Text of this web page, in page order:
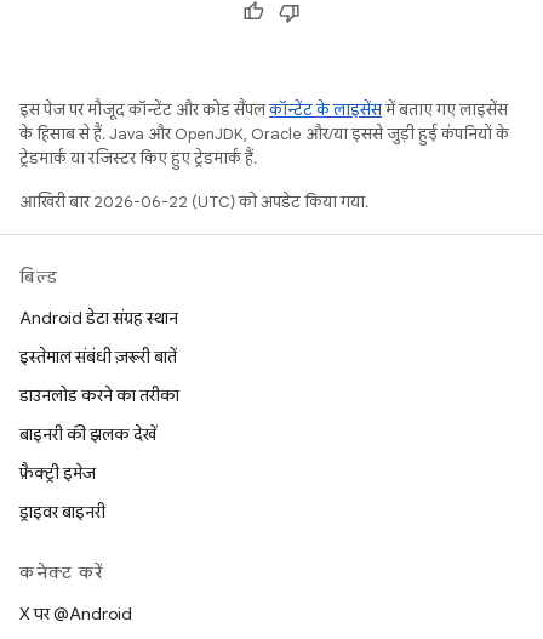
इस पेज पर मौजूद कॉन्टेंट और कोड सैंपलकॉन्टेंट के लाइसेंसमें बताए गए लाइसेंस
के हिसाब से हैं. Java और OpenJDK, Oracle और/या इससे जुड़ी हुई कंपनियों के
ट्रेडमार्क या रजिस्टर किए हुए ट्रेडमार्क हैं.
आखिरी बार 2026-06-22 (UTC) को अपडेट किया गया.
बिल्ड
Android डेटा संग्रह स्थान
इस्तेमाल संबंधी ज़रूरी बातें
डाउनलोड करने का तरीका
बाइनरी की झलक देखें
फ़ैक्ट्री इमेज
ड्राइवर बाइनरी
कनेक्ट करें
X पर @Android